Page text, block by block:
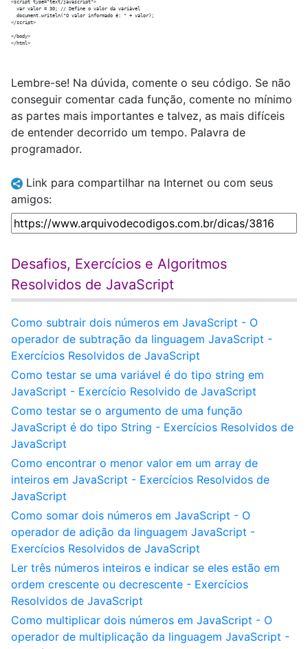
<script type="text/javascript">
  var valor = 30; // Define o valor da variável
  document.writeln("O valor informado é: " + valor);
</script>
</body>
Lembre-se! Na dúvida, comente o seu código. Se não
conseguir comentar cada função, comente no mínimo
as partes mais importantes e talvez, as mais difíceis
de entender decorrido um tempo. Palavra de
programador.
Link para compartilhar na Internet ou com seus
amigos:
Desafios, Exercícios e Algoritmos
Resolvidos de JavaScript
Como subtrair dois números em JavaScript - O
operador de subtração da linguagem JavaScript -
Exercícios Resolvidos de JavaScript
Como testar se uma variável é do tipo string em
JavaScript - Exercício Resolvido de JavaScript
Como testar se o argumento de uma função
JavaScript é do tipo String - Exercícios Resolvidos de
JavaScript
Como encontrar o menor valor em um array de
inteiros em JavaScript - Exercícios Resolvidos de
JavaScript
Como somar dois números em JavaScript - O
operador de adição da linguagem JavaScript -
Exercícios Resolvidos de JavaScript
Ler três números inteiros e indicar se eles estão em
ordem crescente ou decrescente - Exercícios
Resolvidos de JavaScript
Como multiplicar dois números em JavaScript - O
operador de multiplicação da linguagem JavaScript -